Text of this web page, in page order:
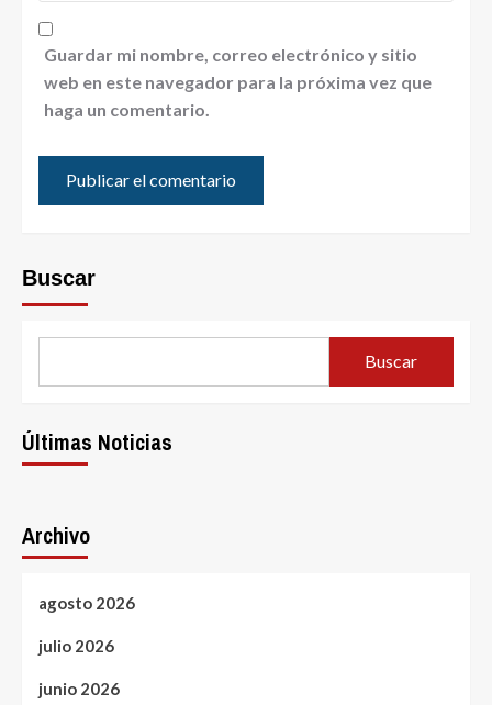
Guardar mi nombre, correo electrónico y sitio
web en este navegador para la próxima vez que
haga un comentario.
Buscar
Buscar
Últimas Noticias
Archivo
agosto 2026
julio 2026
junio 2026